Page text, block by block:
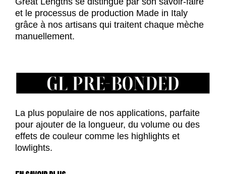
et le processus de production Made in Italy
grâce à nos artisans qui traitent chaque mèche
manuellement.
La plus populaire de nos applications, parfaite
pour ajouter de la longueur, du volume ou des
effets de couleur comme les highlights et
lowlights.